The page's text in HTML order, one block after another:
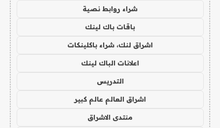
شراء روابط نصية
باقات باك لينك
اشراق لنك، شراء باكلينكات
اعلانات الباك لينك
التدريس
اشراق العالم عالم كبير
منتدى الاشراق